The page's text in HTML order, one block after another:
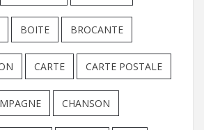
BOITE BROCANTE
CARTE CARTE POSTALE
CHANSON